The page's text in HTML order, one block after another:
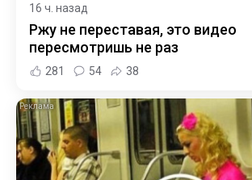
16 ч. назад
Ржу не переставая, это видео
пересмотришь не раз
281 54 38